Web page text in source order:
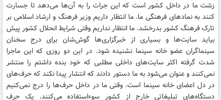
زشت ما در داخل کشور است که این جرات را به آن‌ها می‌دهد تا جسارت
کنند به نمادهای فرهنگی ما. ما انتظار داریم وزیر فرهنگ و ارشاد اسلامی بر
تارک فرهنگ کشور بدرخشد. ما انتظار نداریم وقتی شرایط انحلال کشور پیش
بیاید سایت‌ها و بسیاری از خبرگزاری‌ها گوش‌شان برای درج سخنان
سینماگران عضو خانه سینما نشنیده شود‌. در این دو روزی که این ماجرا
شدت گرفته اکثر سایت‌های داخلی مطلبی که خود بنده داشتم را منتشر
نمی‌کنند و عنوان می‌شود به ما دستور دادند که انتشار پیدا نکند که حرف‌های
در دل اعضای خانه سینما است. وقتی ما در داخل حرف‌ها را درج نمی‌کنیم
دستگاه‌های تبلیغاتی خارج از کشور سوءاستفاده می‌کنند. یک حرف